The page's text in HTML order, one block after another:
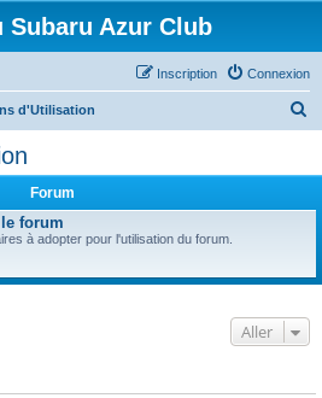
Subaru Azur Club
Connexion
Inscription
d'Utilisation
c
e
Forum
forum
à adopter pour l'utilisation du forum.
Aller